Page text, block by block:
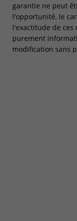
garantie ne peut
l'opportunité, le
l'exactitude de
purement
modification sans